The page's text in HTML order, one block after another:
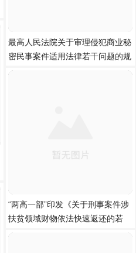
最高人民法院关于审理侵犯商业秘
密民事案件适用法律若干问题的规
“两高一部”印发《关于刑事案件涉
扶贫领域财物依法快速返还的若